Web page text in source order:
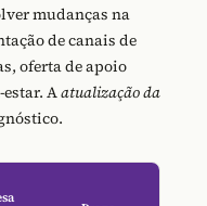
mudanças na
de canais de
oferta de apoio
Aatualização da